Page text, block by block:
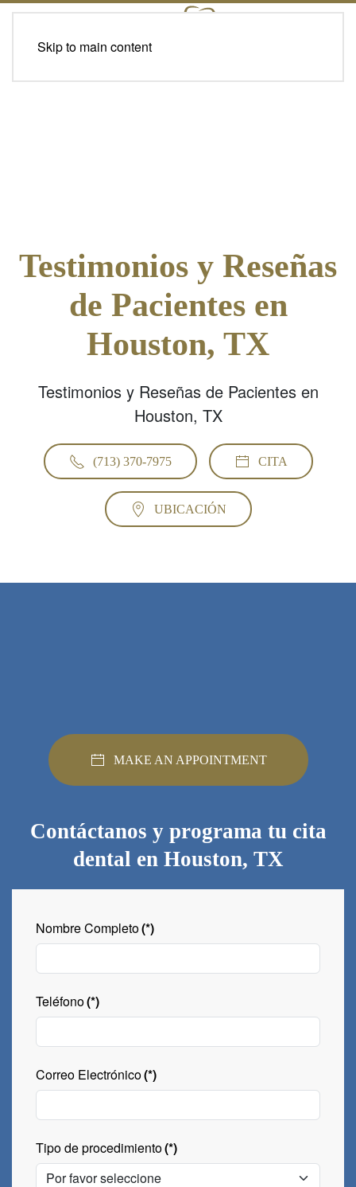
Skip to main content
Testimonios y Reseñas
de Pacientes en
Houston, TX
Testimonios y Reseñas de Pacientes en
Houston, TX
(713) 370-7975 CITA
UBICACIÓN
MAKE AN APPOINTMENT
Contáctanos y programa tu cita
dental en Houston, TX
Nombre Completo(*)
Teléfono(*)
Correo Electrónico(*)
Tipo de procedimiento(*)